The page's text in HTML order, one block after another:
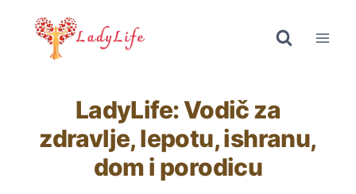
LadyLife: Vodič za
zdravlje, lepotu, ishranu,
dom i porodicu